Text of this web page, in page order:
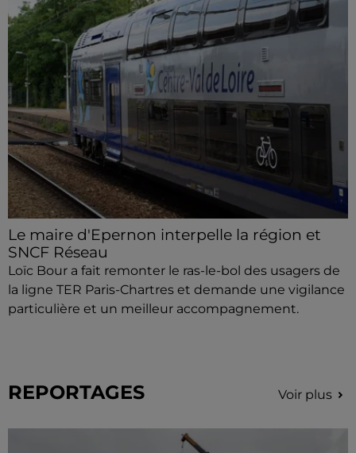
Le maire d'Epernon interpelle la région et
SNCF Réseau
Loïc Bour a fait remonter le ras-le-bol des usagers de
la ligne TER Paris-Chartres et demande une vigilance
particulière et un meilleur accompagnement.
REPORTAGES Voir plus